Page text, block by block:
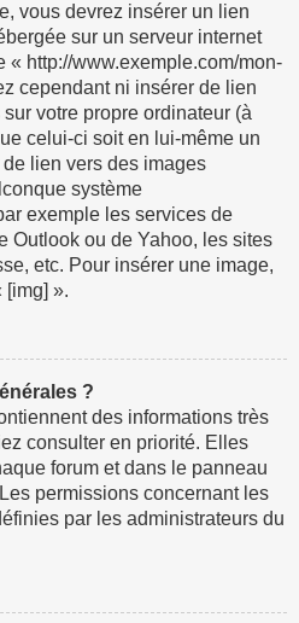
vous devrez insérer un lien
sur un serveur internet
« http://www.exemple.com/mon-
cependant ni insérer de lien
votre propre ordinateur (à
celui-ci soit en lui-même un
lien vers des images
système
exemple les services de
Outlook ou de Yahoo, les sites
etc. Pour insérer une image,
[img] ».
?
des informations très
consulter en priorité. Elles
forum et dans le panneau
permissions concernant les
par les administrateurs du